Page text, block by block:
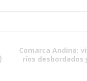
Comarca Andina:
ríos